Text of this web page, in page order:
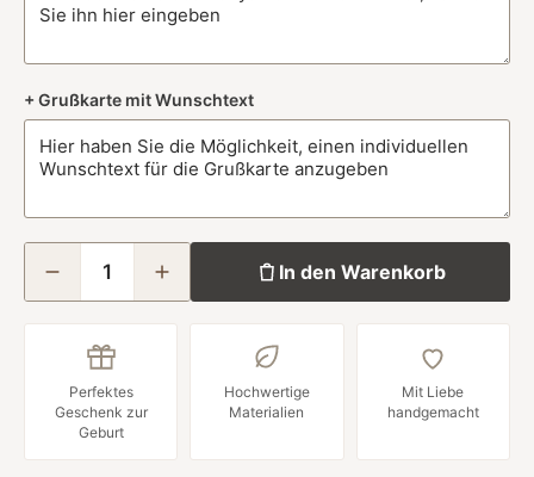
+ Grußkarte mit Wunschtext
In den Warenkorb
Perfektes
Geschenk zur
Geburt
Hochwertige
Materialien
Mit Liebe
handgemacht